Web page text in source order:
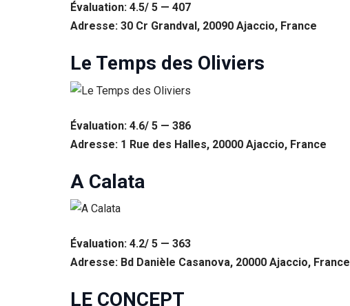
Évaluation: 4.5/ 5 — 407
Adresse: 30 Cr Grandval, 20090 Ajaccio, France
Le Temps des Oliviers
Évaluation: 4.6/ 5 — 386
Adresse: 1 Rue des Halles, 20000 Ajaccio, France
A Calata
Évaluation: 4.2/ 5 — 363
Adresse: Bd Danièle Casanova, 20000 Ajaccio, France
LE CONCEPT
Statistiques
améliorer la
fonctionnalité
en fonction
Afin que notre
possible lors
de votre visite.